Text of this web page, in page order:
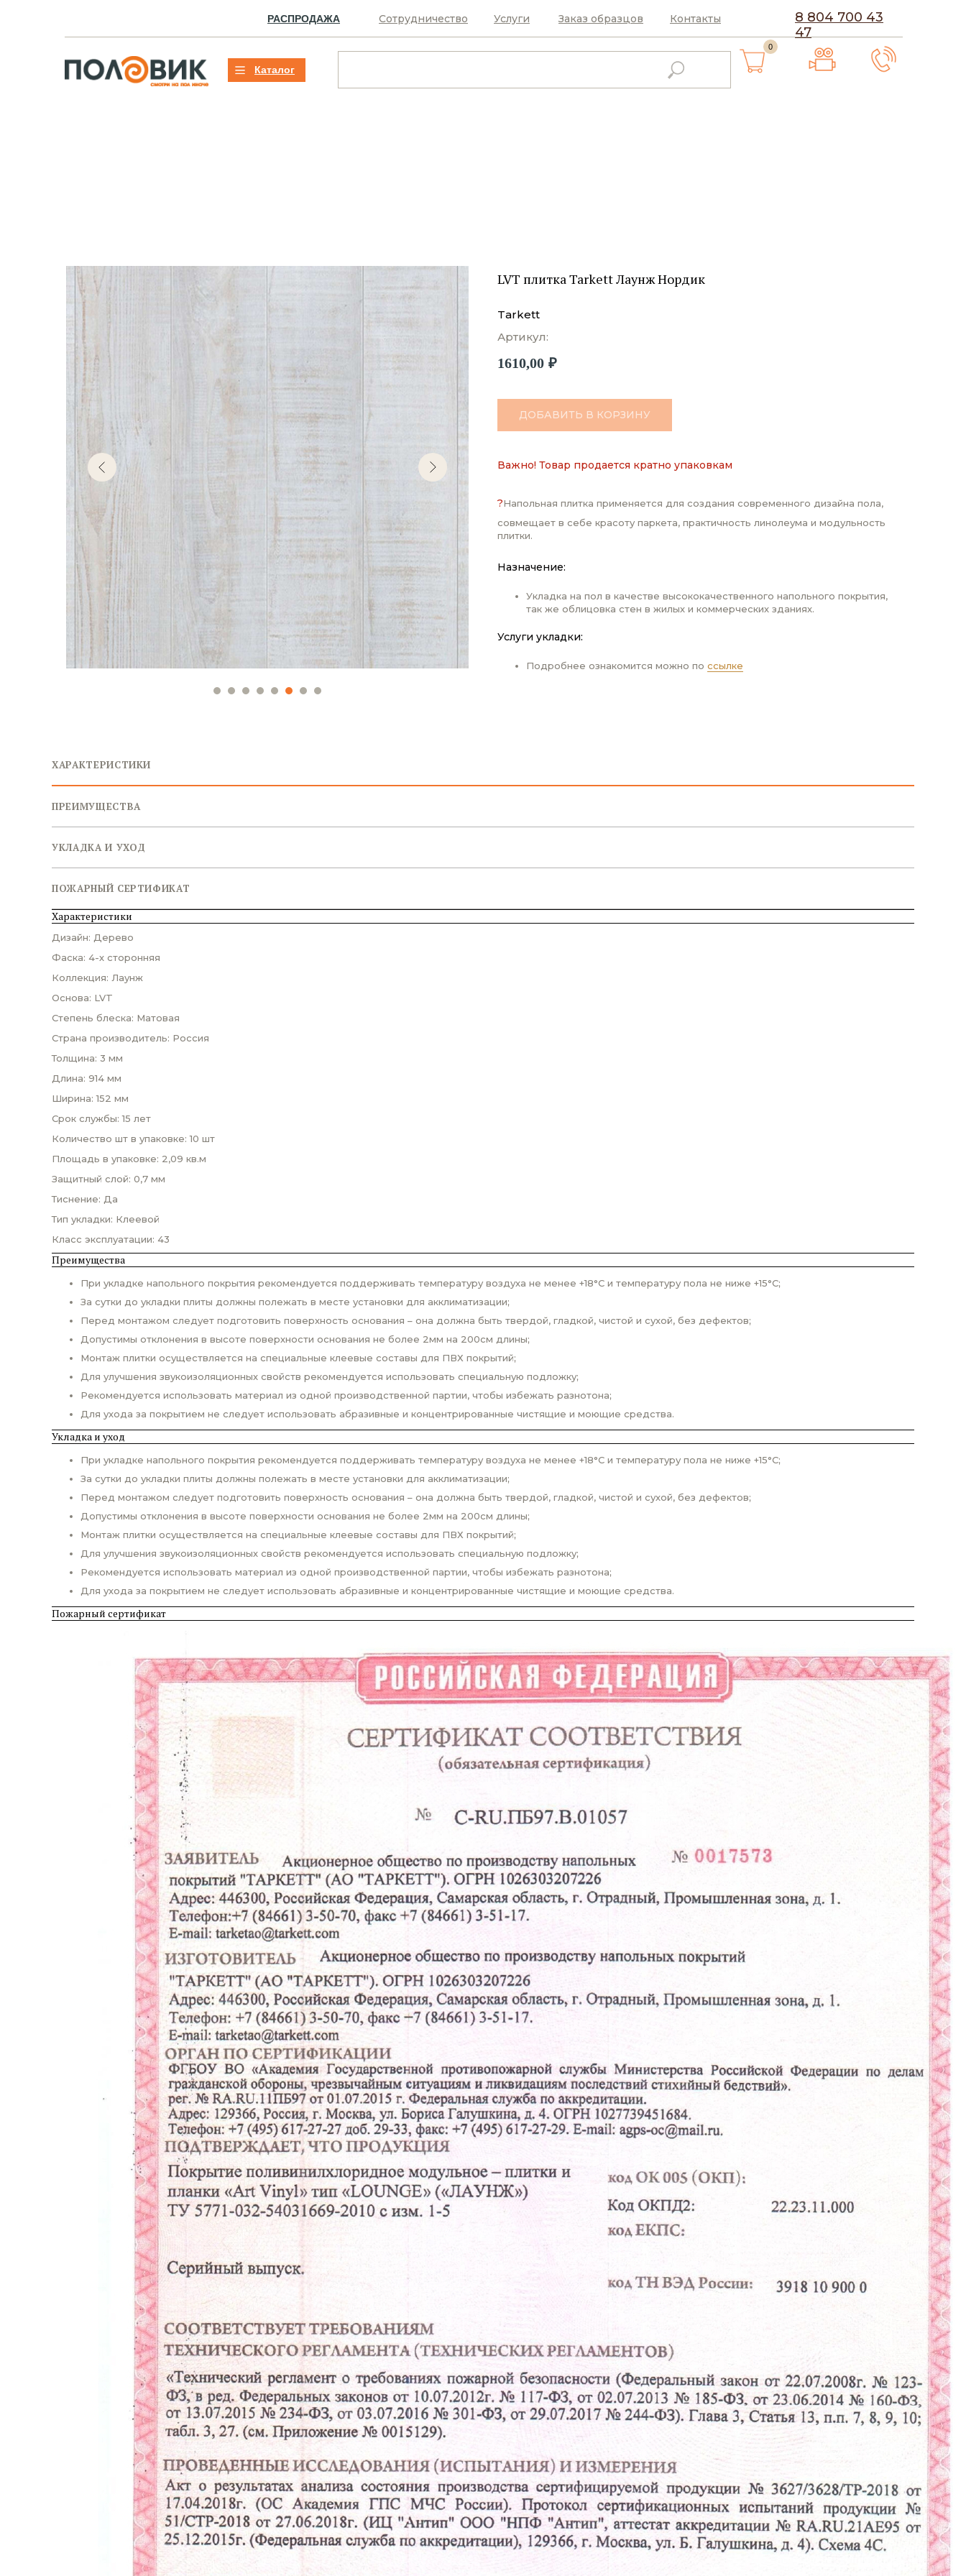
8 804 700 43
47
Услуги
Сотрудничество Контакты
Заказ образцов
РАСПРОДАЖА
0
Каталог
LVT плитка Tarkett Лаунж Нордик
Tarkett
Артикул:
1610,00 ₽
ДОБАВИТЬ В КОРЗИНУ
Важно! Товар продается кратно упаковкам
?Напольная плитка применяется для создания современного дизайна пола,
совмещает в себе красоту паркета, практичность линолеума и модульность
плитки.
Назначение:
Укладка на пол в качестве высококачественного напольного покрытия,
так же облицовка стен в жилых и коммерческих зданиях.
Услуги укладки:
Подробнее ознакомится можно по ссылке
ХАРАКТЕРИСТИКИ
ПРЕИМУЩЕСТВА
УКЛАДКА И УХОД
ПОЖАРНЫЙ СЕРТИФИКАТ
Характеристики
Дизайн: Дерево
Фаска: 4-х сторонняя
Коллекция: Лаунж
Основа: LVT
Степень блеска: Матовая
Страна производитель: Россия
Толщина: 3 мм
Длина: 914 мм
Ширина: 152 мм
Срок службы: 15 лет
Количество шт в упаковке: 10 шт
Площадь в упаковке: 2,09 кв.м
Защитный слой: 0,7 мм
Тиснение: Да
Тип укладки: Клеевой
Класс эксплуатации: 43
Преимущества
При укладке напольного покрытия рекомендуется поддерживать температуру воздуха не менее +18°С и температуру пола не ниже +15°С;
За сутки до укладки плиты должны полежать в месте установки для акклиматизации;
Перед монтажом следует подготовить поверхность основания – она должна быть твердой, гладкой, чистой и сухой, без дефектов;
Допустимы отклонения в высоте поверхности основания не более 2мм на 200см длины;
Монтаж плитки осуществляется на специальные клеевые составы для ПВХ покрытий;
Для улучшения звукоизоляционных свойств рекомендуется использовать специальную подложку;
Рекомендуется использовать материал из одной производственной партии, чтобы избежать разнотона;
Для ухода за покрытием не следует использовать абразивные и концентрированные чистящие и моющие средства.
Укладка и уход
При укладке напольного покрытия рекомендуется поддерживать температуру воздуха не менее +18°С и температуру пола не ниже +15°С;
За сутки до укладки плиты должны полежать в месте установки для акклиматизации;
Перед монтажом следует подготовить поверхность основания – она должна быть твердой, гладкой, чистой и сухой, без дефектов;
Допустимы отклонения в высоте поверхности основания не более 2мм на 200см длины;
Монтаж плитки осуществляется на специальные клеевые составы для ПВХ покрытий;
Для улучшения звукоизоляционных свойств рекомендуется использовать специальную подложку;
Рекомендуется использовать материал из одной производственной партии, чтобы избежать разнотона;
Для ухода за покрытием не следует использовать абразивные и концентрированные чистящие и моющие средства.
Пожарный сертификат